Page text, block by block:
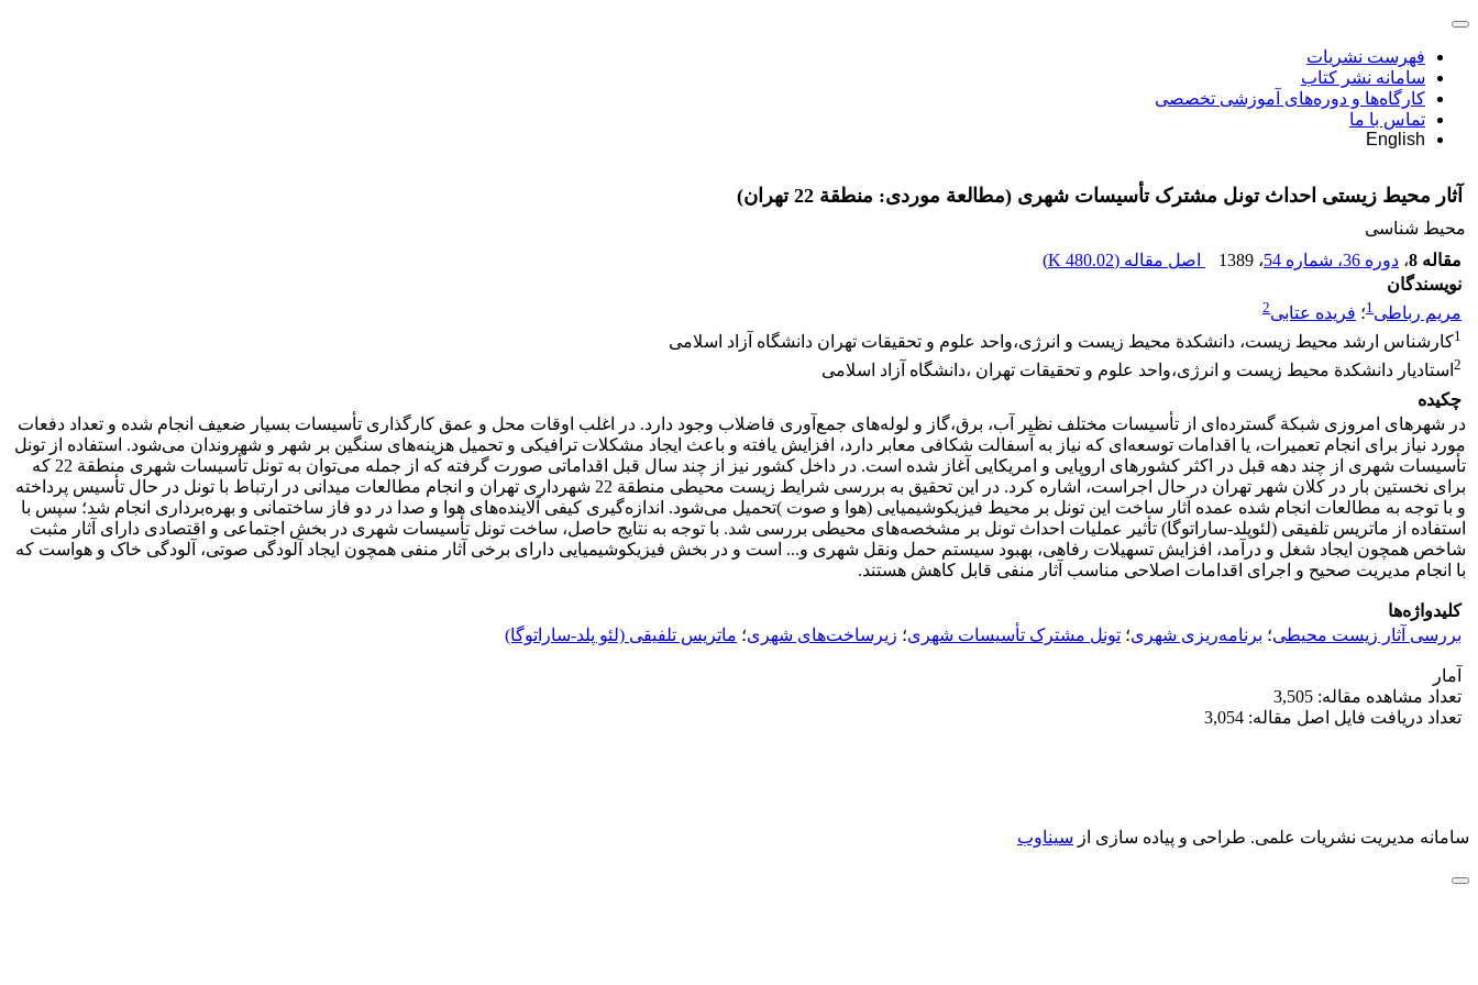
فهرست نشریات
سامانه نشر کتاب
کارگاه‌ها و دوره‌های آموزشی تخصصی
تماس با ما
English
آثار محیط زیستی احداث تونل مشترک تأسیسات شهری (مطالعة موردی: منطقة 22 تهران)
محیط شناسی
مقاله 8
، دوره 36، شماره 54 ، 1389 اصل مقاله (480.02 K
)
نویسندگان
مریم رباطی1؛ فریده عتابی2
1کارشناس ارشد محیط زیست، دانشکدة محیط زیست و انرژی،واحد علوم و تحقیقات تهران دانشگاه آزاد اسلامی
2 استادیار دانشکدة محیط زیست و انرژی،واحد علوم و تحقیقات تهران ،دانشگاه آزاد اسلامی
چکیده
در شهر‌های امروزی شبکة گسترده‌ای از تأسیسات مختلف نظیر آب، برق،گاز و لوله‌های جمع‌آوری فاضلاب وجود دارد. در اغلب اوقات محل و عمق کارگذاری تأسیسات بسیار ضعیف انجام شده و تعداد دفعات
مورد نیاز برای انجام تعمیرات، یا اقدامات توسعه‌ای که نیاز به آسفالت شکافی معابر دارد، افزایش یافته و باعث ایجاد مشکلات ترافیکی و تحمیل هزینه‌های سنگین بر شهر و شهروندان می‌شود. استفاده از تونل
تأسیسات شهری از چند دهه قبل در اکثر کشور‌های اروپایی و امریکایی آغاز شده است. در داخل کشور نیز از چند سال قبل اقداماتی صورت گرفته که از جمله می‌توان به تونل تأسیسات شهری منطقة 22 که
برای نخستین بار در کلان شهر تهران در حال اجراست، اشاره کرد. در این تحقیق به بررسی شرایط زیست محیطی منطقة 22 شهرداری تهران و انجام مطالعات میدانی در ارتباط با تونل در حال تأسیس پرداخته
و با توجه به مطالعات انجام شده عمده آثار ساخت این تونل بر محیط فیزیکوشیمیایی (هوا و صوت )تحمیل می‌شود. اندازه‌گیری کیفی آلاینده‌های هوا و صدا در دو فاز ساختمانی و بهره‌برداری انجام شد؛ سپس با
استفاده از ماتریس تلفیقی (لئوپلد-ساراتوگا) تأثیر عملیات احداث تونل بر مشخصه‌‌های محیطی بررسی شد. با توجه به نتایج حاصل، ساخت تونل تأسیسات شهری در بخش اجتماعی و اقتصادی دارای آثار مثبت
شاخص همچون ایجاد شغل و درآمد، افزایش تسهیلات رفاهی، بهبود سیستم حمل ونقل شهری و... است و در بخش فیزیکوشیمیایی دارای برخی آثار منفی همچون ایجاد آلودگی صوتی، آلودگی خاک و هواست که
با انجام مدیریت صحیح و اجرای اقدامات اصلاحی مناسب آثار منفی قابل کاهش هستند.
کلیدواژه‌ها
بررسی آثار زیست محیطی؛ برنامه‌ریزی شهری؛ تونل مشترک تأسیسات شهری؛ زیرساخت‌های شهری؛ ماتریس تلفیقی (لئو پلد-ساراتوگا)
آمار
تعداد مشاهده مقاله: 3,505
تعداد دریافت فایل اصل مقاله: 3,054
سامانه مدیریت نشریات علمی. طراحی و پیاده سازی از سیناوب